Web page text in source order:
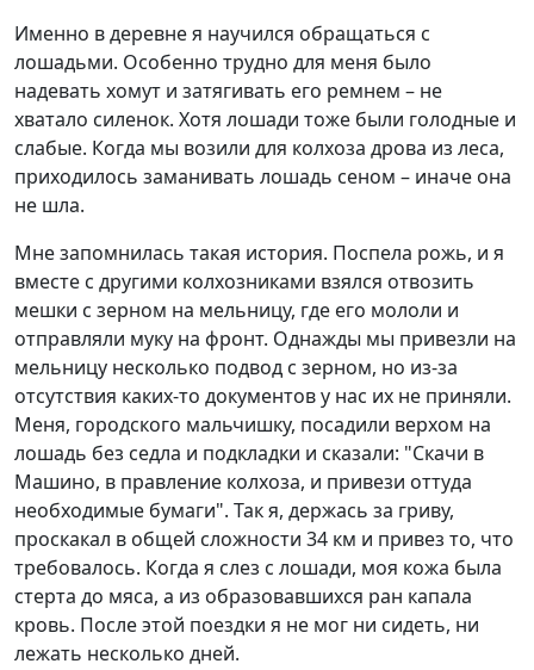
Именно в деревне я научился обращаться с
лошадьми. Особенно трудно для меня было
надевать хомут и затягивать его ремнем – не
хватало силенок. Хотя лошади тоже были голодные и
слабые. Когда мы возили для колхоза дрова из леса,
приходилось заманивать лошадь сеном – иначе она
не шла.
Мне запомнилась такая история. Поспела рожь, и я
вместе с другими колхозниками взялся отвозить
мешки с зерном на мельницу, где его мололи и
отправляли муку на фронт. Однажды мы привезли на
мельницу несколько подвод с зерном, но из-за
отсутствия каких-то документов у нас их не приняли.
Меня, городского мальчишку, посадили верхом на
лошадь без седла и подкладки и сказали: "Скачи в
Машино, в правление колхоза, и привези оттуда
необходимые бумаги". Так я, держась за гриву,
проскакал в общей сложности 34 км и привез то, что
требовалось. Когда я слез с лошади, моя кожа была
стерта до мяса, а из образовавшихся ран капала
кровь. После этой поездки я не мог ни сидеть, ни
лежать несколько дней.